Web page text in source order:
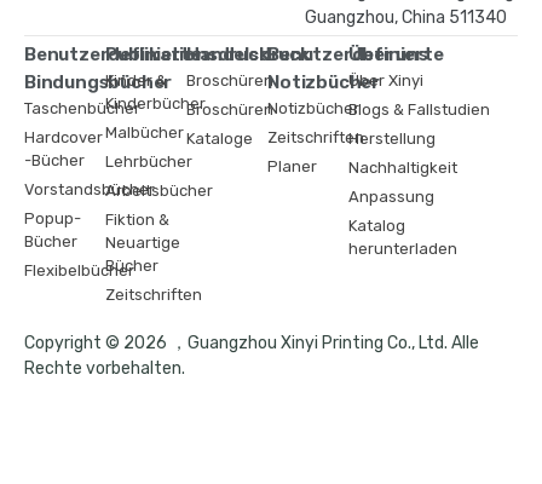
Guangzhou, China 511340
Benutzerdefinierte
Bindungsbücher
Taschenbücher
Hardcover
-Bücher
Vorstandsbücher
Popup-
Bücher
Flexibelbücher
Publikationsdruck
Kinder &
Kinderbücher
Malbücher
Lehrbücher
Arbeitsbücher
Fiktion &
Neuartige
Bücher
Zeitschriften
Handelsdruck
Broschüren
Broschüren
Kataloge
Benutzerdefinierte
Notizbücher
Notizbücher
Zeitschriften
Planer
Über uns
Über Xinyi
Blogs & Fallstudien
Herstellung
Nachhaltigkeit
Anpassung
Katalog
herunterladen
Copyright © 2026 ，Guangzhou Xinyi Printing Co., Ltd. Alle
Rechte vorbehalten.